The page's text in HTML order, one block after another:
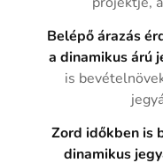
Belépő árazás
a dinamikus árú
is
Zord időkben is
dinamikus